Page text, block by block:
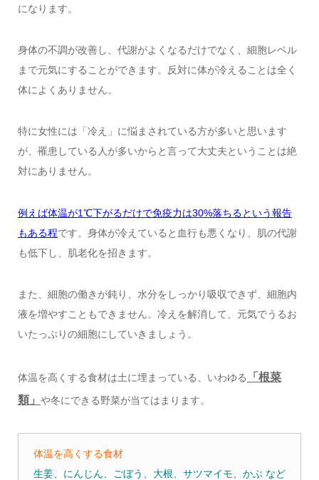
になります。
身体の不調が改善し、代謝がよくなるだけでなく、細胞レベル
まで元気にすることができます。反対に体が冷えることは全く
体によくありません。
特に女性には「冷え」に悩まされている方が多いと思います
が、罹患している人が多いからと言って大丈夫ということは絶
対にありません。
例えば体温が1℃下がるだけで免疫力は30%落ちるという報告
もある程です。身体が冷えていると血行も悪くなり、肌の代謝
も低下し、肌老化を招きます。
また、細胞の働きが鈍り、水分をしっかり吸収できず、細胞内
液を増やすこともできません。冷えを解消して、元気でうるお
いたっぷりの細胞にしていきましょう。
体温を高くする食材は土に埋まっている、いわゆる
「根菜
類」 や冬にできる野菜が当てはまります。
体温を高くする食材
生姜、にんじん、ごぼう、大根、サツマイモ、かぶ など